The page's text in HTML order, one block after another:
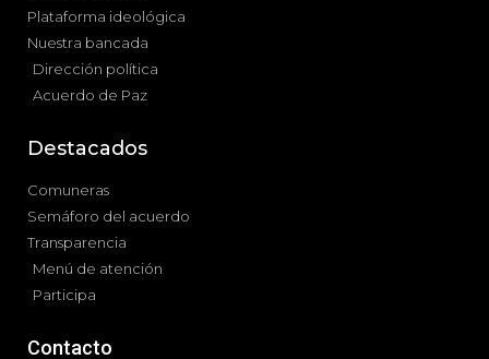
Plataforma ideológica
Nuestra bancada
Dirección política
Acuerdo de Paz
Destacados
Comuneras
Semáforo del acuerdo
Transparencia
Menú de atención
Participa
Contacto